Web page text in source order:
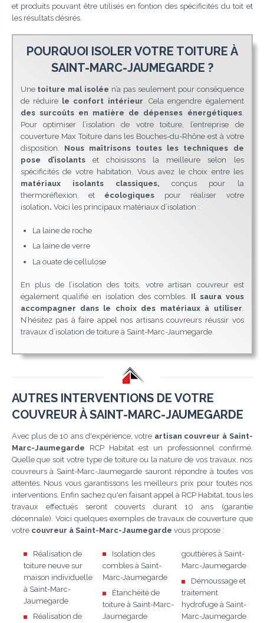
et produits pouvant être utilisés en fontion des spécificités du toit et
les résultats désirés.
POURQUOI ISOLER VOTRE TOITURE À
SAINT-MARC-JAUMEGARDE ?
Une toiture mal isolée n’a pas seulement pour conséquence
de réduirele confort intérieur. Cela engendre également
des surcoûts en matière de dépenses énergétiques.
Pour optimiser l’isolation de votre toiture, l’entreprise de
couverture Max Toiture dans les Bouches-du-Rhône est à votre
disposition. Nous maîtrisons toutes les techniques de
pose d’isolantset choisissons la meilleure selon les
spécificités de votre habitation. Vous avez le choix entre les
matériaux isolants classiques, conçus pour la
thermoréflexion, et écologiques pour réaliser votre
isolation. Voici les principaux matériaux d’isolation :
La laine de roche
La laine de verre
La ouate de cellulose
En plus de l’isolation des toits, votre artisan couvreur est
également qualifié en isolation des combles. Il saura vous
accompagner dans le choix des matériaux à utiliser.
N’hésitez pas à faire appel nos artisans couvreurs réussir vos
travaux d’isolation de toiture à Saint-Marc-Jaumegarde.
AUTRES INTERVENTIONS DE VOTRE
COUVREUR À SAINT-MARC-JAUMEGARDE
Avec plus de 10 ans d'expérience, votre artisan couvreur à Saint-
Marc-Jaumegarde RCP Habitat est un professionnel confirmé.
Quelle que soit votre type de toiture ou la nature de vos travaux, nos
couvreurs à Saint-Marc-Jaumegarde sauront répondre à toutes vos
attentes. Nous vous garantissons les meilleurs prix pour toutes nos
interventions. Enfin sachez qu'en faisant appel à RCP Habitat, tous les
travaux effectués seront couverts durant 10 ans (garantie
décennale). Voici quelques exemples de travaux de couverture que
votre couvreur à Saint-Marc-Jaumegarde vous propose :
Réalisation de
toiture neuve sur
maison individuelle
à Saint-Marc-
Jaumegarde
Réalisation de
Isolation des
combles à Saint-
Marc-Jaumegarde
Étanchéité de
toiture à Saint-Marc-
Jaumegarde
gouttières à Saint-
Marc-Jaumegarde
Démoussage et
traitement
hydrofuge à Saint-
Marc-Jaumegarde